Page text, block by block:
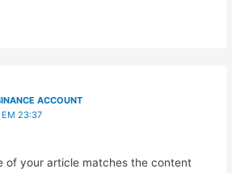
ACCOUNT
23:37
of your article matches the content